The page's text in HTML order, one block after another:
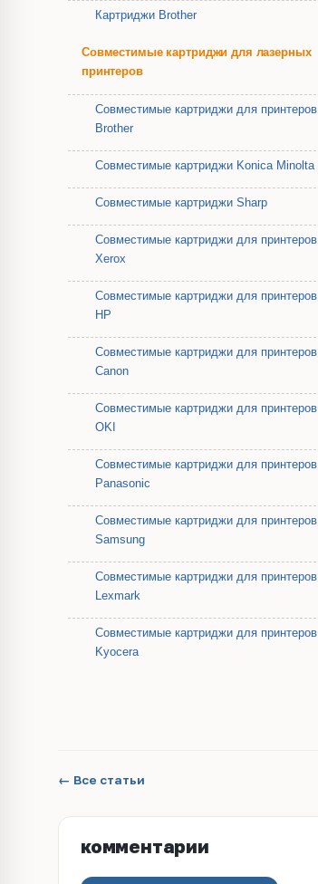
Картриджи Brother
Совместимые картриджи для лазерных
принтеров
Совместимые картриджи для принтеров
Brother
Совместимые картриджи Konica Minolta
Совместимые картриджи Sharp
Совместимые картриджи для принтеров
Xerox
Совместимые картриджи для принтеров
HP
Совместимые картриджи для принтеров
Canon
Совместимые картриджи для принтеров
OKI
Совместимые картриджи для принтеров
Panasonic
Совместимые картриджи для принтеров
Samsung
Совместимые картриджи для принтеров
Lexmark
Совместимые картриджи для принтеров
Kyocera
← Все статьи
комментарии